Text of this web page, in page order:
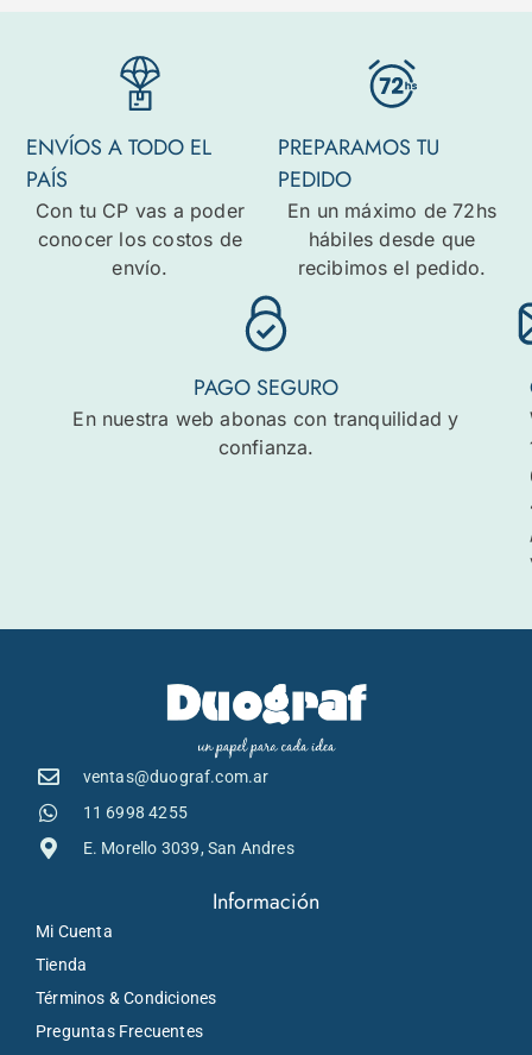
ENVÍOS A TODO EL
PAÍS
Con tu CP vas a poder
conocer los costos de
envío.
PREPARAMOS TU
PEDIDO
En un máximo de 72hs
hábiles desde que
recibimos el pedido.
PAGO SEGURO
En nuestra web abonas con tranquilidad y
confianza.
ventas@duograf.com.ar
11 6998 4255
E. Morello 3039, San Andres
Información
Mi Cuenta
Tienda
Términos & Condiciones
Preguntas Frecuentes